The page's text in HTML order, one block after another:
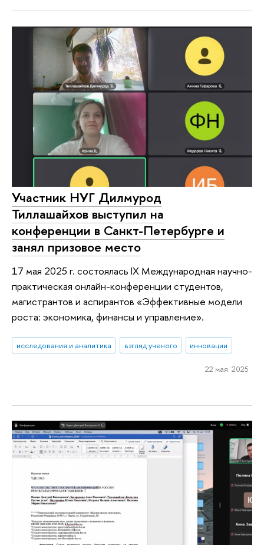
Участник НУГ Дилмурод
Тиллашайхов выступил на
конференции в Санкт-Петербурге и
занял призовое место
17 мая 2025 г. состоялась IX Международная научно-
практическая онлайн-конференции студентов,
магистрантов и аспирантов «Эффективные модели
роста: экономика, финансы и управление».
исследования и аналитика взгляд ученого инновации
22 мая 2025